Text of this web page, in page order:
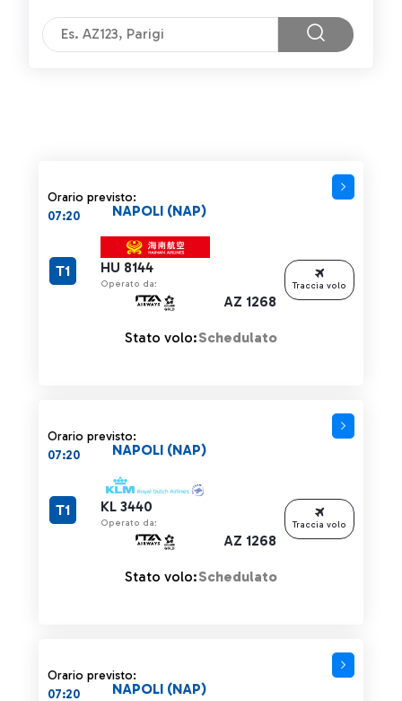
Orario previsto:
07:20
HU 8144
Operato da:
AZ 1268
NAPOLI (NAP)
T1
Stato volo:Schedulato
Traccia volo
Orario previsto:
07:20
KL 3440
Operato da:
AZ 1268
NAPOLI (NAP)
T1
Stato volo:Schedulato
Traccia volo
Orario previsto:
07:20
NAPOLI (NAP)